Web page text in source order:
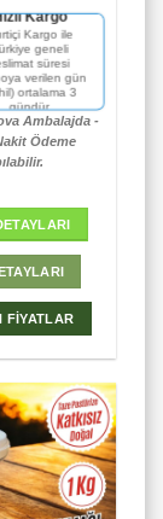
Kargo
Kargo ile
geneli
süresi
verilen gün
ortalama 3
gündür.
Ambalajda -
Ödeme
FİYATLAR